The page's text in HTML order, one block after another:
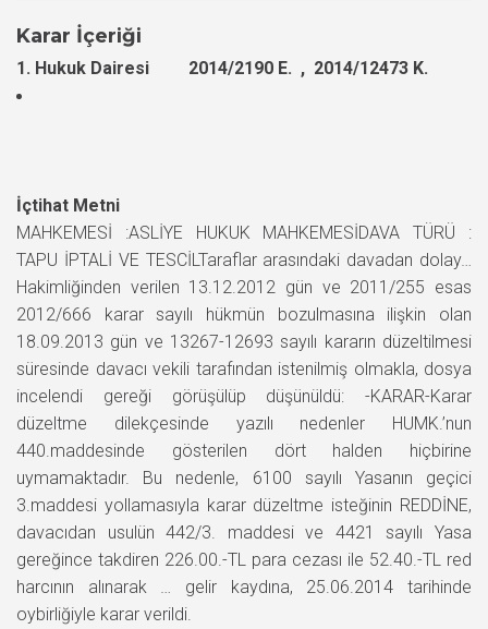
Karar İçeriği
1. Hukuk Dairesi 2014/2190 E. , 2014/12473 K.
İçtihat Metni
MAHKEMESİ :ASLİYE HUKUK MAHKEMESİDAVA TÜRÜ :
TAPU İPTALİ VE TESCİLTaraflar arasındaki davadan dolay…
Hakimliğinden verilen 13.12.2012 gün ve 2011/255 esas
2012/666 karar sayılı hükmün bozulmasına ilişkin olan
18.09.2013 gün ve 13267-12693 sayılı kararın düzeltilmesi
süresinde davacı vekili tarafından istenilmiş olmakla, dosya
incelendi gereği görüşülüp düşünüldü: -KARAR-Karar
düzeltme dilekçesinde yazılı nedenler HUMK.’nun
440.maddesinde gösterilen dört halden hiçbirine
uymamaktadır. Bu nedenle, 6100 sayılı Yasanın geçici
3.maddesi yollamasıyla karar düzeltme isteğinin REDDİNE,
davacıdan usulün 442/3. maddesi ve 4421 sayılı Yasa
gereğince takdiren 226.00.-TL para cezası ile 52.40.-TL red
harcının alınarak … gelir kaydına, 25.06.2014 tarihinde
oybirliğiyle karar verildi.